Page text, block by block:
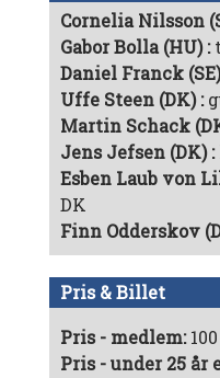
Cornelia Nilsson
Gabor Bolla (HU)
Daniel Franck
Uffe Steen (DK)
Martin Schack
Jens Jefsen (DK)
Esben Laub von
DK
Finn Odderskov
Pris & Billet
Pris - medlem:
Pris - under 25 år